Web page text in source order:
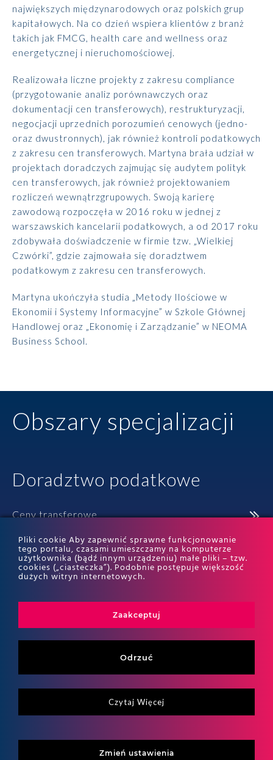
największych międzynarodowych oraz polskich grup
kapitałowych. Na co dzień wspiera klientów z branż
takich jak FMCG, health care and wellness oraz
energetycznej i nieruchomościowej.
Realizowała liczne projekty z zakresu compliance
(przygotowanie analiz porównawczych oraz
dokumentacji cen transferowych), restrukturyzacji,
negocjacji uprzednich porozumień cenowych (jedno-
oraz dwustronnych), jak również kontroli podatkowych
z zakresu cen transferowych. Martyna brała udział w
projektach doradczych zajmując się audytem polityk
cen transferowych, jak również projektowaniem
rozliczeń wewnątrzgrupowych. Swoją karierę
zawodową rozpoczęła w 2016 roku w jednej z
warszawskich kancelarii podatkowych, a od 2017 roku
zdobywała doświadczenie w firmie tzw. „Wielkiej
Czwórki”, gdzie zajmowała się doradztwem
podatkowym z zakresu cen transferowych.
Martyna ukończyła studia „Metody Ilościowe w
Ekonomii i Systemy Informacyjne” w Szkole Głównej
Handlowej oraz „Ekonomię i Zarządzanie” w NEOMA
Business School.
Obszary specjalizacji
Doradztwo podatkowe
Ceny transferowe
Baza wiedzy
Pliki cookie Aby zapewnić sprawne funkcjonowanie
tego portalu, czasami umieszczamy na komputerze
użytkownika (bądź innym urządzeniu) małe pliki – tzw.
cookies („ciasteczka”). Podobnie postępuje większość
dużych witryn internetowych.
Zaakceptuj
Odrzuć
Czytaj Więcej
Zmień ustawienia